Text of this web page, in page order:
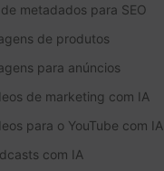
metadados para SEO
de produtos
para anúncios
de marketing com IA
para o YouTube com IA
com IA